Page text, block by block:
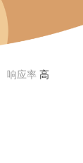
响应率 高